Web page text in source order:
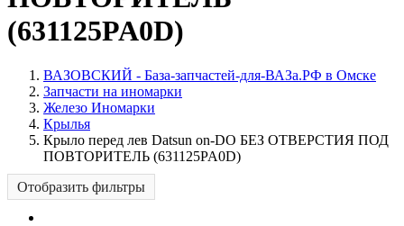
(631125PA0D)
ВАЗОВСКИЙ - База-запчастей-для-ВАЗа.РФ в Омске
Запчасти на иномарки
Железо Иномарки
Крылья
Крыло перед лев Datsun on-DO БЕЗ ОТВЕРСТИЯ ПОД
ПОВТОРИТЕЛЬ (631125PA0D)
Отобразить фильтры